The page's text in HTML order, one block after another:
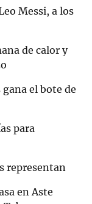
Messi, a los
de calor y
el bote de
para
representan
en Aste